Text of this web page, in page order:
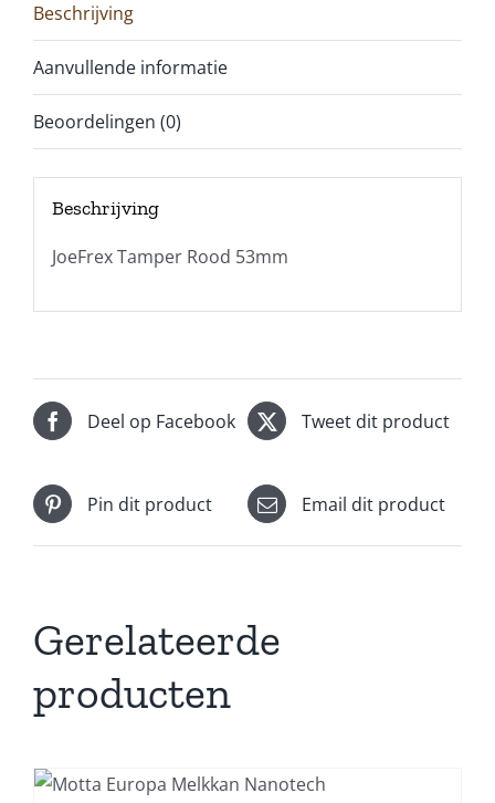
Beschrijving
Aanvullende informatie
Beoordelingen (0)
Beschrijving
JoeFrex Tamper Rood 53mm
Deel op Facebook Tweet dit product
Pin dit product Email dit product
Gerelateerde
producten